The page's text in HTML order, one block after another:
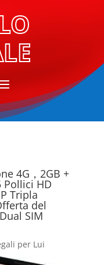
4G，2GB +
Pollici HD
Tripla
del
SIM
per Lui